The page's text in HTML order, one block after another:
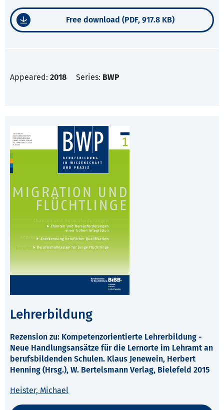
Free download (PDF, 917.8 KB)
Appeared: 2018 Series: BWP
Lehrerbildung
Rezension zu: Kompetenzorientierte Lehrerbildung -
Neue Handlungsansätze für die Lernorte im Lehramt an
berufsbildenden Schulen. Klaus Jenewein, Herbert
Henning (Hrsg.), W. Bertelsmann Verlag, Bielefeld 2015
Heister, Michael